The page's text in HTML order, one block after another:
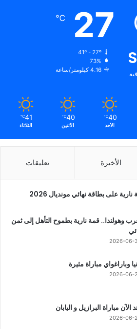
27
℃
41º - 27º
73%
4.16 كيلومتر/ساعة
40
℃
الأحد
40
℃
الأثنين
41
℃
الثلاثاء
الأخيرة تعليقات
على بطاقة نهائي مونديال 2026
وهولندا.. قمة نارية بطموح التأهل إلى ثمن
2026-06-
وباراغواي مباراة مثيرة
2026-06-
الآن مباراة البرازيل و اليابان
2026-06-